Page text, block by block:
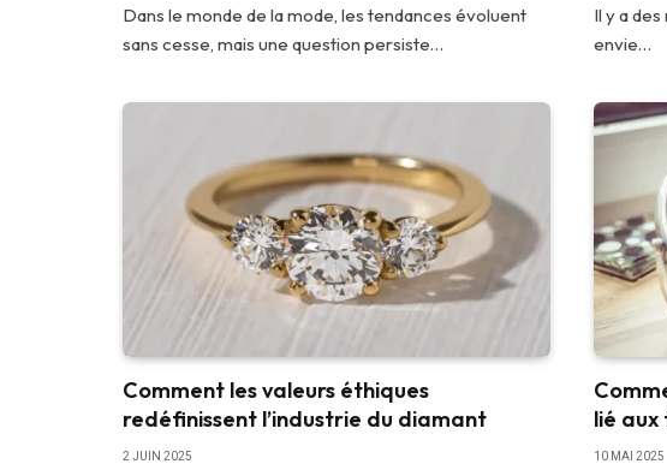
Dans le monde de la mode, les tendances évoluent
sans cesse, mais une question persiste…
Il y a
envie…
Comment les valeurs éthiques
redéfinissent l’industrie du diamant
2 JUIN 2025
lié
10 MAI 2025